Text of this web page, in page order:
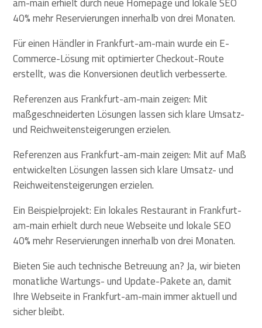
40% mehr Reservierungen innerhalb von drei Monaten.
Für einen Händler in Frankfurt-am-main wurde ein E-
Commerce-Lösung mit optimierter Checkout-Route
erstellt, was die Konversionen deutlich verbesserte.
Referenzen aus Frankfurt-am-main zeigen: Mit
maßgeschneiderten Lösungen lassen sich klare Umsatz-
und Reichweitensteigerungen erzielen.
Referenzen aus Frankfurt-am-main zeigen: Mit auf Maß
entwickelten Lösungen lassen sich klare Umsatz- und
Reichweitensteigerungen erzielen.
Ein Beispielprojekt: Ein lokales Restaurant in Frankfurt-
am-main erhielt durch neue Webseite und lokale SEO
40% mehr Reservierungen innerhalb von drei Monaten.
Bieten Sie auch technische Betreuung an? Ja, wir bieten
monatliche Wartungs- und Update-Pakete an, damit
Ihre Webseite in Frankfurt-am-main immer aktuell und
sicher bleibt.